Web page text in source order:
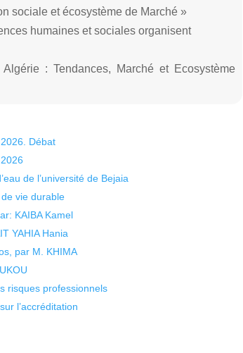
sociale et écosystème de Marché »
humaines et sociales organisent
: Tendances, Marché et Ecosystème
Débat
de l’université de Bejaia
vie durable
KAIBA Kamel
YAHIA Hania
par M. KHIMA
risques professionnels
l’accréditation